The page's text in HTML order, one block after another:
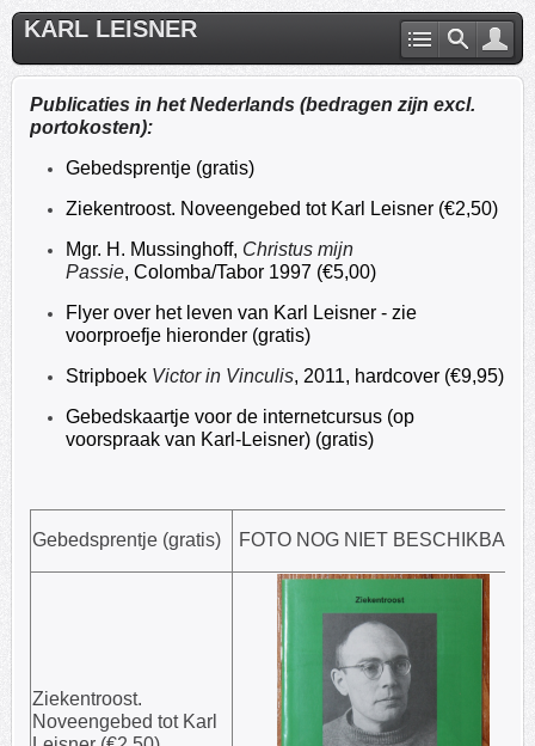
KARL LEISNER
Publicaties in het Nederlands (bedragen zijn excl.
portokosten):
Gebedsprentje (gratis)
Ziekentroost. Noveengebed tot Karl Leisner (€2,50)
Mgr. H. Mussinghoff, Christus mijn
Passie, Colomba/Tabor 1997 (€5,00)
Flyer over het leven van Karl Leisner - zie
voorproefje hieronder (gratis)
Stripboek Victor in Vinculis, 2011, hardcover (€9,95)
Gebedskaartje voor de internetcursus (op
voorspraak van Karl-Leisner) (gratis)
Gebedsprentje (gratis) FOTO NOG NIET BESCHIKBAAR
Ziekentroost.
Noveengebed tot Karl